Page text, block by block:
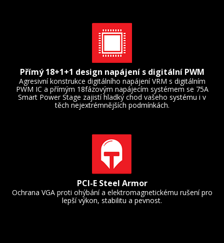
Přímý 18+1+1 design napájení s digitální PWM
Agresivní konstrukce digitálního napájení VRM s digitálním
PWM IC a přímým 18fázovým napájecím systémem se 75A
Smart Power Stage zajistí hladký chod vašeho systému i v
těch nejextrémnějších podmínkách.
PCI-E Steel Armor
Ochrana VGA proti ohýbání a elektromagnetickému rušení pro
lepší výkon, stabilitu a pevnost.